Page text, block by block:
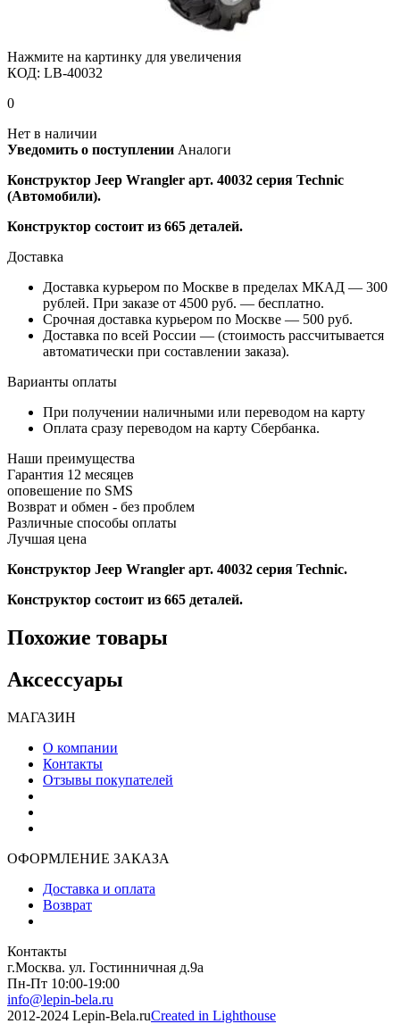
Нажмите на картинку для увеличения
КОД: LB-40032
0
Нет в наличии
Уведомить о поступлении Аналоги
Конструктор Jeep Wrangler арт. 40032 серия Technic
(Автомобили).
Конструктор состоит из 665 деталей.
Доставка
Доставка курьером по Москве в пределах МКАД — 300
рублей. При заказе от 4500 руб. — бесплатно.
Срочная доставка курьером по Москве — 500 руб.
Доставка по всей России — (стоимость рассчитывается
автоматически при составлении заказа).
Варианты оплаты
При получении наличными или переводом на карту
Оплата сразу переводом на карту Сбербанка.
Наши преимущества
Гарантия 12 месяцев
оповешение по SMS
Возврат и обмен - без проблем
Различные способы оплаты
Лучшая цена
Конструктор Jeep Wrangler арт. 40032 серия Technic.
Конструктор состоит из 665 деталей.
Похожие товары
Аксессуары
МАГАЗИН
О компании
Контакты
Отзывы покупателей
ОФОРМЛЕНИЕ ЗАКАЗА
Доставка и оплата
Возврат
Контакты
г.Москва. ул. Гостинничная д.9а
Пн-Пт 10:00-19:00
info@lepin-bela.ru
2012-2024 Lepin-Bela.ruCreated in Lighthouse